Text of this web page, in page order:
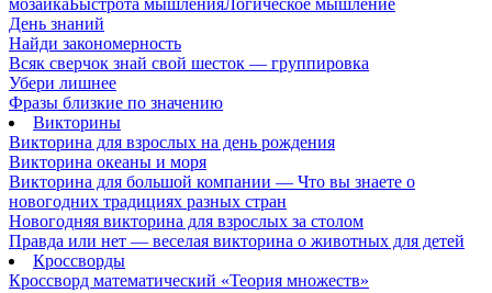
мозаикаБыстрота мышленияЛогическое мышление
День знаний
Найди закономерность
Всяк сверчок знай свой шесток — группировка
Убери лишнее
Фразы близкие по значению
Викторины
Викторина для взрослых на день рождения
Викторина океаны и моря
Викторина для большой компании — Что вы знаете о
новогодних традициях разных стран
Новогодняя викторина для взрослых за столом
Правда или нет — веселая викторина о животных для детей
Кроссворды
Кроссворд математический «Теория множеств»